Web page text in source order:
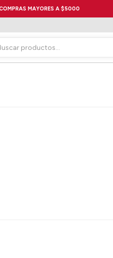
MAYORES A $5000